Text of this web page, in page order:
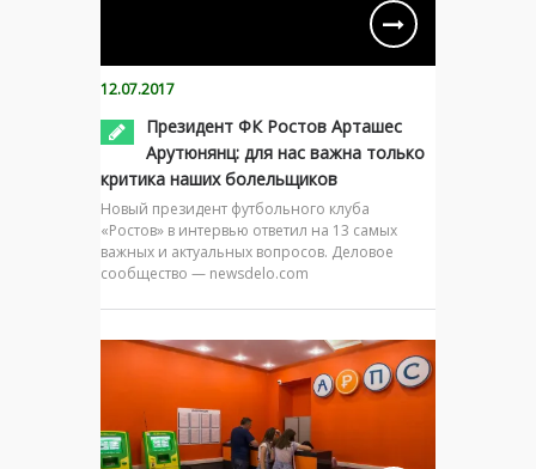
12.07.2017
Президент ФК Ростов Арташес
Арутюнянц: для нас важна только
критика наших болельщиков
Новый президент футбольного клуба
«Ростов» в интервью ответил на 13 самых
важных и актуальных вопросов. Деловое
сообщество — newsdelo.com